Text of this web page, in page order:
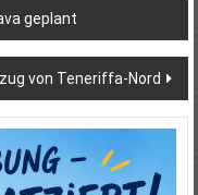
geplant
von Teneriffa-Nord